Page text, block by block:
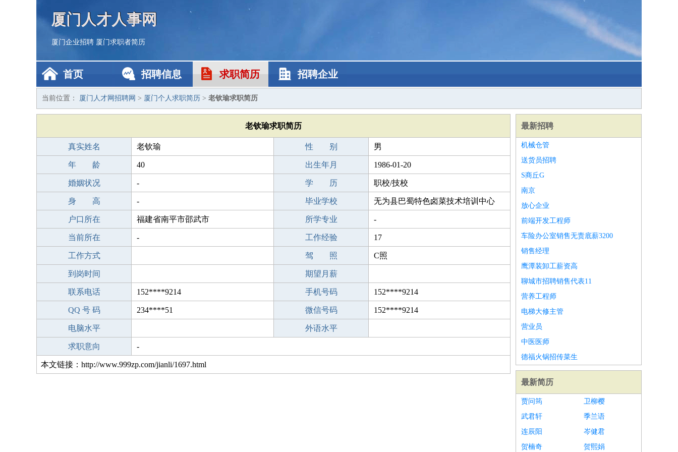
厦门人才人事网
厦门企业招聘 厦门求职者简历
首页 招聘信息 求职简历 招聘企业
当前位置： 厦门人才网招聘网 > 厦门个人求职简历 > 老钦瑜求职简历
老钦瑜求职简历
真实姓名 老钦瑜 性 别 男
年 龄 40 出生年月 1986-01-20
婚姻状况 - 学 历 职校/技校
身 高 - 毕业学校 无为县巴蜀特色卤菜技术培训中心
户口所在 福建省南平市邵武市 所学专业 -
当前所在 - 工作经验 17
工作方式 驾 照 C照
到岗时间 期望月薪
联系电话 152****9214 手机号码 152****9214
QQ 号 码 234****51 微信号码 152****9214
电脑水平 外语水平
求职意向 -
本文链接：http://www.999zp.com/jianli/1697.html
最新招聘
机械仓管
送货员招聘
S商丘G
南京
放心企业
前端开发工程师
车险办公室销售无责底薪3200
销售经理
鹰潭装卸工薪资高
聊城市招聘销售代表11
营养工程师
电梯大修主管
营业员
中医医师
德福火锅招传菜生
最新简历
贾问筠
卫柳樱
武君轩
季兰语
连辰阳
岑健君
贺楠奇
贺熙娟